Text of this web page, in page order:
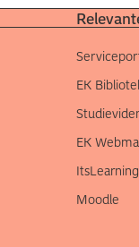
EK
EK
ItsLearning
Moodle